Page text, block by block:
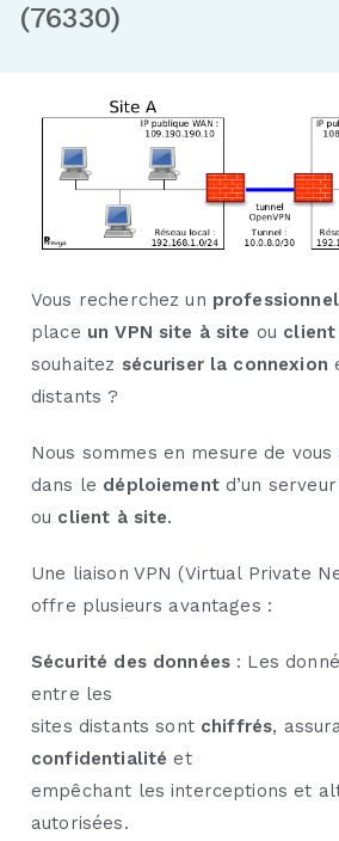
(76330)
Vous recherchez un professionnel
place un VPN site à site ou client
souhaitez sécuriser la connexion
distants ?
Nous sommes en mesure de
dans le déploiementd’un serveur
ou client à site.
Une liaison VPN (Virtual Private
offre plusieurs avantages :
Sécurité des données : Les
entre les
sites distants sont chiffrés,
confidentialitéet
empêchant les interceptions et
autorisées.